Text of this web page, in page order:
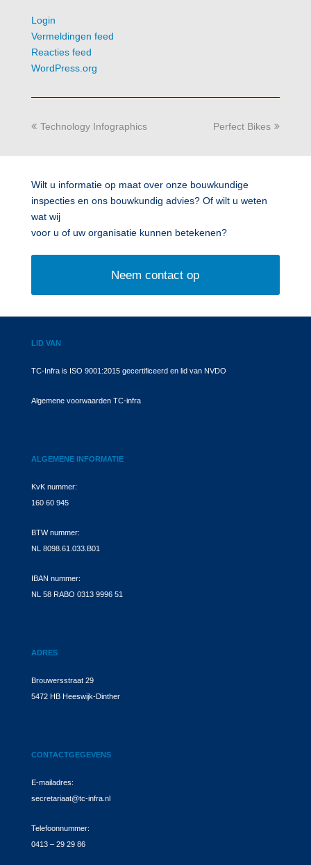
Login
Vermeldingen feed
Reacties feed
WordPress.org
previous
Technology Infographics
next
Perfect Bikes
Wilt u informatie op maat over onze bouwkundige
inspecties en ons bouwkundig advies? Of wilt u weten
wat wij
voor u of uw organisatie kunnen betekenen?
Neem contact op
LID VAN
TC-Infra is ISO 9001:2015 gecertificeerd en lid van NVDO
Algemene voorwaarden TC-infra
ALGEMENE INFORMATIE
KvK nummer:
160 60 945
BTW nummer:
NL 8098.61.033.B01
IBAN nummer:
NL 58 RABO 0313 9996 51
ADRES
Brouwersstraat 29
5472 HB Heeswijk-Dinther
CONTACTGEGEVENS
E-mailadres:
secretariaat@tc-infra.nl
Telefoonnummer:
0413 – 29 29 86